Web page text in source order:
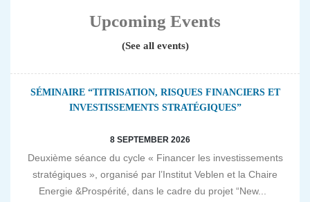
Upcoming Events
(See all events)
SÉMINAIRE “TITRISATION, RISQUES FINANCIERS ET
INVESTISSEMENTS STRATÉGIQUES”
8 SEPTEMBER 2026
Deuxième séance du cycle « Financer les investissements
stratégiques », organisé par l’Institut Veblen et la Chaire
Energie &Prospérité, dans le cadre du projet “New...